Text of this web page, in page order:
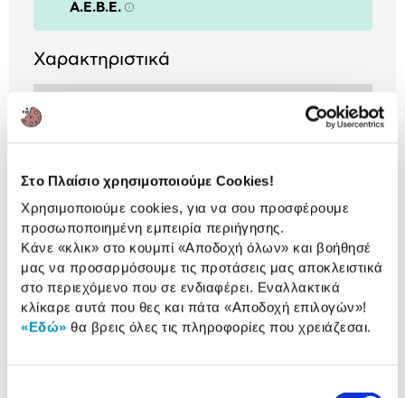
Στο Πλαίσιο χρησιμοποιούμε Cookies!
Χρησιμοποιούμε cookies, για να σου προσφέρουμε
προσωποποιημένη εμπειρία περιήγησης.
Κάνε «κλικ» στο κουμπί «Αποδοχή όλων» και βοήθησέ
μας να προσαρμόσουμε τις προτάσεις μας αποκλειστικά
στο περιεχόμενο που σε ενδιαφέρει. Εναλλακτικά
κλίκαρε αυτά που θες και πάτα «Αποδοχή επιλογών»!
«Εδώ» θα βρεις όλες τις πληροφορίες που χρειάζεσαι.
A.E.B.E. Πληροφορίες
Χαρακτηριστικά
Κατασκευαστής
Επεξεργαστή:
Αναλυτική
παρουσίαση
Αναλυτική παρουσίαση